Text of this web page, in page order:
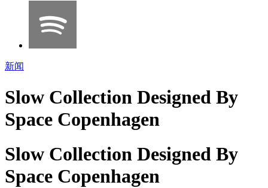
新闻
Slow Collection Designed By
Space Copenhagen
Slow Collection Designed By
Space Copenhagen